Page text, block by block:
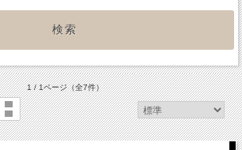
1 / 1ページ（全7件）